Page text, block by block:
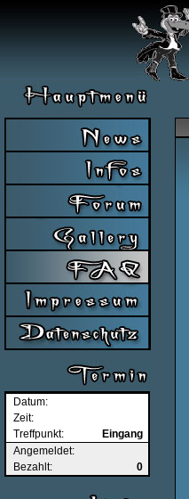
Datum:
Zeit:
Treffpunkt:
Eingang
Angemeldet:
Bezahlt:
0